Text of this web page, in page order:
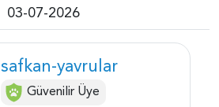
03-07-2026
safkan-yavrular
Güvenilir Üye